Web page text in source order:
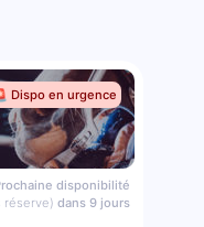
Dispo en urgence
disponibilité
réserve) dans 9 jours